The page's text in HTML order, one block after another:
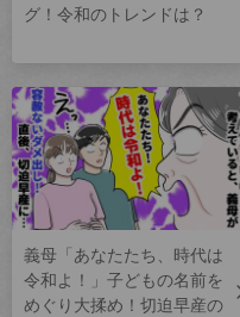
グ！令和のトレンドは？
義母「あなたたち、時代は
令和よ！」子どもの名前を
めぐり大揉め！切迫早産の